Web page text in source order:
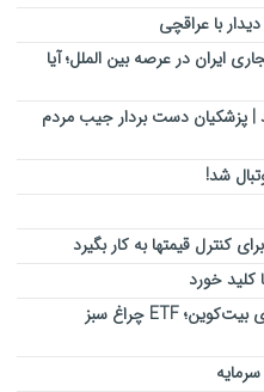
با عراقچی
ایران در عرصه بین الملل؛ آیا
پزشکیان دست بردار جیب مردم
شد!
کنترل قیمتها به کار بگیرد
خورد
ژانویه ۲۰۲۴، یک ماه سرنوشت‌ساز برای بیت‌کوین؛ ETF چراغ سبز